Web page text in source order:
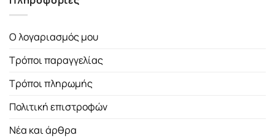
Ο λογαριασμός μου
Τρόποι παραγγελίας
Τρόποι πληρωμής
Πολιτική επιστροφών
Νέα και άρθρα